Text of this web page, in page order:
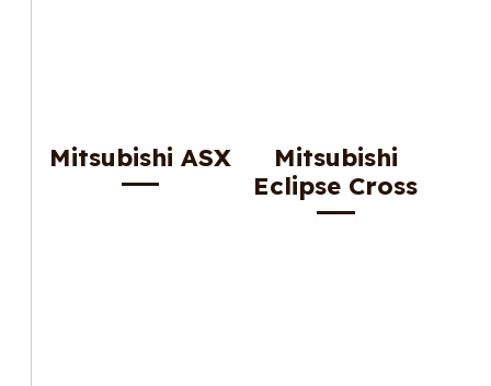
Mitsubishi ASX
Mitsubishi
Eclipse Cross